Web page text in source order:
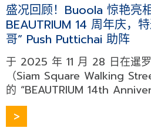
盛况回顾！Buoola 惊艳亮
BEAUTRIUM 14 周年庆，
哥” Push Puttichai 助阵
于 2025 年 11 月 28 日在暹
（Siam Square Walking
的 “BEAUTRIUM 14th
Beauty for